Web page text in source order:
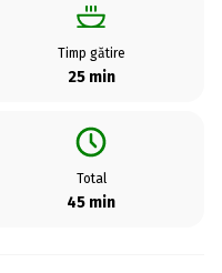
Timp gătire
25 min
Total
45 min